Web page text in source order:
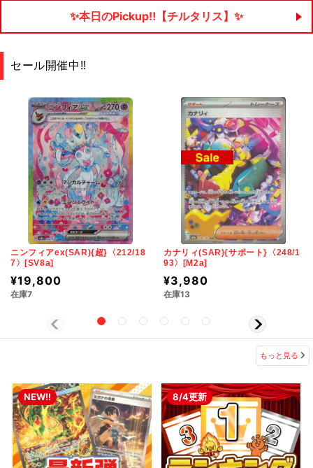
✨本日のPickup‼【チルタリス】✨
セール開催中!!
ニンフィアex(SAR){超}〈212/18
7〉[SV8a]
¥19,800
在庫7
カナリィ(SAR){サポート}〈248/1
93〉[M2a]
¥3,980
在庫13
もっと見る
NEW!! 8/4更新